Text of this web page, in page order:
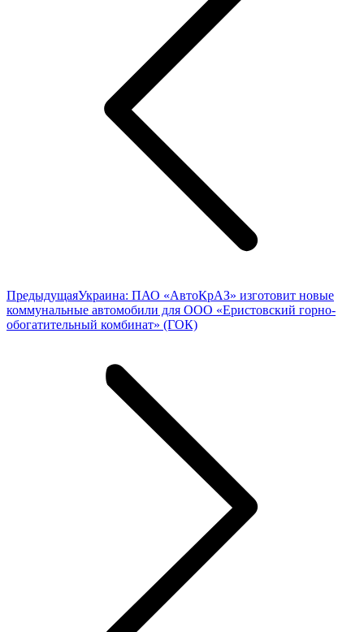
ПредыдущаяПредыдущая
запись:
Украина: ПАО «АвтоКрАЗ» изготовит новые
коммунальные автомобили для ООО «Еристовский горно-
обогатительный комбинат» (ГОК)